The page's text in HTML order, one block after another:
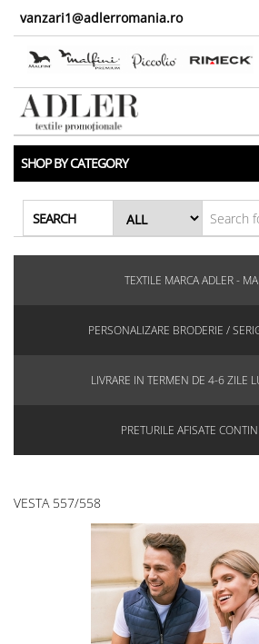
vanzari1@adlerromania.ro
SHOP BY CATEGORY
SEARCH
TEXTILE MARCA ADLER -
PERSONALIZARE BRODERIE /
LIVRARE IN TERMEN DE 4-6 ZILE
PRETURILE AFISATE
VESTA 557/558